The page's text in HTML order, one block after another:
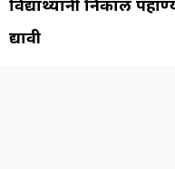
द्यावी